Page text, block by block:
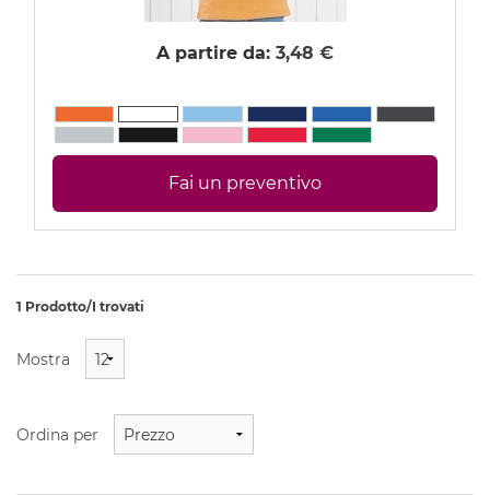
T-shirt Manica Corta
T-shirt Manica Lunga
Canotte
Camicie
T-shirt Manica Corta
A partire da: 3,48 €
Fai un preventivo
1 Prodotto/I trovati
Mostra
Ordina per